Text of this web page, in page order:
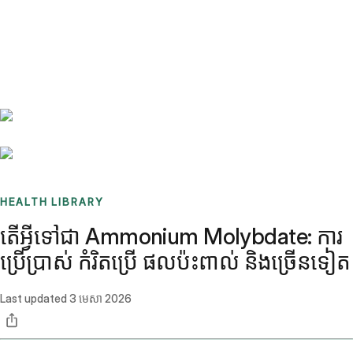
HEALTH LIBRARY
តើអ្វីទៅជា Ammonium Molybdate: ការ
ប្រើប្រាស់ កំរិតប្រើ ផលប៉ះពាល់ និងច្រើនទៀត
Last updated 3 មេសា 2026